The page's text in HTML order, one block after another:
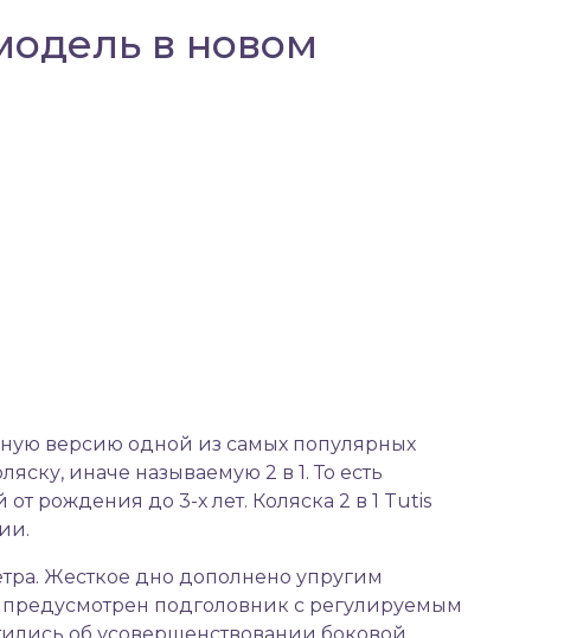
в новом
версию одной из самых популярных
иначе называемую 2 в 1. То есть
рождения до 3-х лет. Коляска 2 в 1 Tutis
Жесткое дно дополнено упругим
подголовник с регулируемым